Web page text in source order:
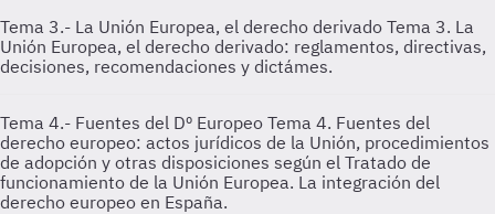
Tema 3.- La Unión Europea, el derecho derivado Tema 3. La
Unión Europea, el derecho derivado: reglamentos, directivas,
decisiones, recomendaciones y dictámes.
Tema 4.- Fuentes del Dº Europeo Tema 4. Fuentes del
derecho europeo: actos jurídicos de la Unión, procedimientos
de adopción y otras disposiciones según el Tratado de
funcionamiento de la Unión Europea. La integración del
derecho europeo en España.